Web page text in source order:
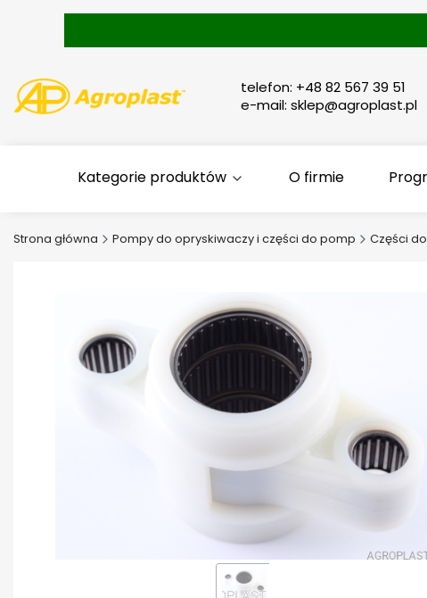
telefon: +48 82 567 39 51
e-mail: sklep@agroplast.pl
Kategorie produktów O firmie
Strona główna Pompy do opryskiwaczy i części do pomp Części